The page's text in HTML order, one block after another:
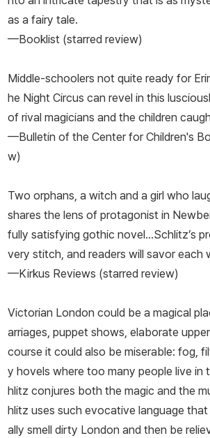
as a fairy tale.
—Booklist (starred review)
Middle-schoolers not quite ready for
he Night Circus can revel in this
of rival magicians and the children
—Bulletin of the Center for Children's
w)
Two orphans, a witch and a girl who
shares the lens of protagonist in
fully satisfying gothic novel...Schlitz’s
very stitch, and readers will savor each
—Kirkus Reviews (starred review)
Victorian London could be a magical
arriages, puppet shows, elaborate
course it could also be miserable: fog,
y hovels where too many people live in
hlitz conjures both the magic and the
hlitz uses such evocative language
ally smell dirty London and then be